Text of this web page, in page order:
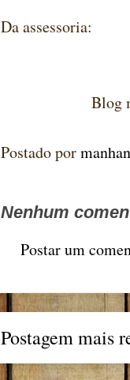
Da assessoria:
Blog
Postado por
Nenhum
Postar um
Postagem mais